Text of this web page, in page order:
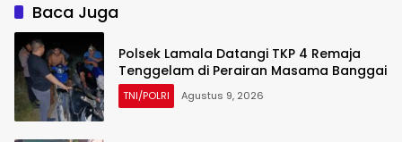
Baca Juga
Polsek Lamala Datangi TKP 4 Remaja
Tenggelam di Perairan Masama Banggai
TNI/POLRI Agustus 9, 2026